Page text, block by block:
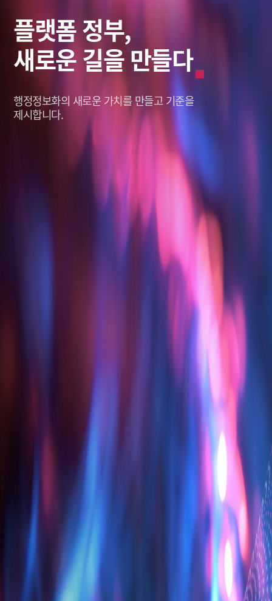
스마트 솔루션,
미래를 바라보다
창조적인 미래,솔리데오가 열어갑니다.
데이터로
그리는 혁신적인 미래
나를 새롭게 세상을 이롭게,Solideo Data.
플랫폼 정부,
새로운 길을 만들다
행정정보화의 새로운 가치를만들고 기준을
제시합니다.
미래를 바라보다
창조적인 미래,솔리데오가 열어갑니다.
그리는 혁신적인 미래
나를 새롭게 세상을 이롭게,Solideo Data.